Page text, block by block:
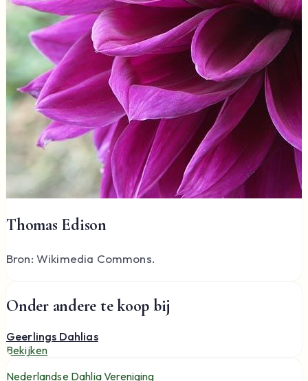
Thomas Edison
Bron: Wikimedia Commons.
Onder andere te koop bij
Geerlings Dahlias
Bekijken
Nederlandse Dahlia Vereniging